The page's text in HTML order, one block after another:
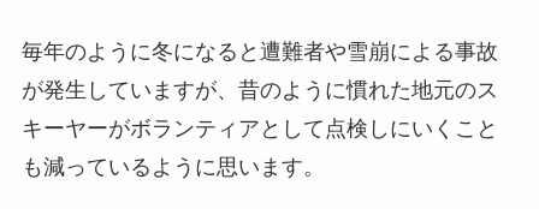
毎年のように冬になると遭難者や雪崩による事故
が発生していますが、昔のように慣れた地元のス
キーヤーがボランティアとして点検しにいくこと
も減っているように思います。